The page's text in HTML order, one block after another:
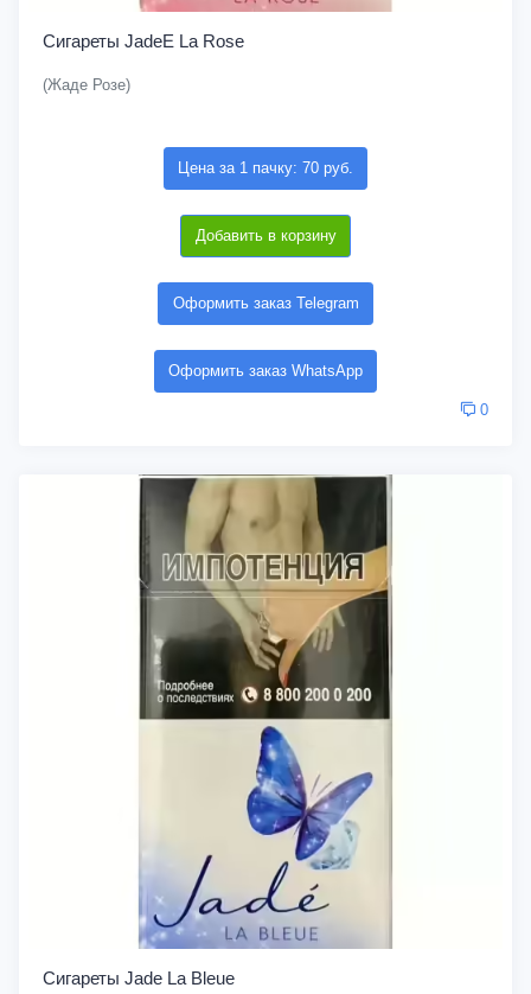
Сигареты JadeE La Rose
(Жаде Розе)
Цена за 1 пачку: 70 руб.
Добавить в корзину
Оформить заказ Telegram
Оформить заказ WhatsApp
0
Сигареты Jade La Bleue